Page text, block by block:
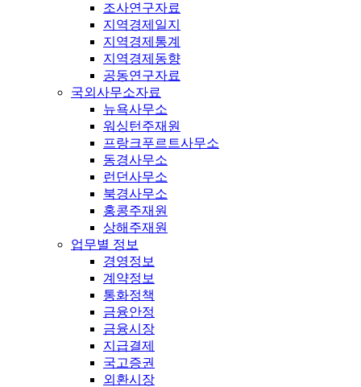
조사연구자료
지역경제일지
지역경제통계
지역경제동향
공동연구자료
국외사무소자료
뉴욕사무소
워싱턴주재원
프랑크푸르트사무소
동경사무소
런던사무소
북경사무소
홍콩주재원
상해주재원
업무별 정보
경영정보
계약정보
통화정책
금융안정
금융시장
지급결제
국고증권
외환시장